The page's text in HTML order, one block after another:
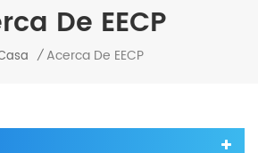
De EECP
/ Acerca De EECP